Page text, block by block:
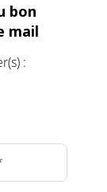
bon
mail
: